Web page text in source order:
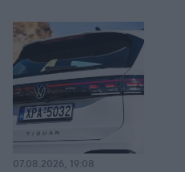
07.08.2026, 19:08